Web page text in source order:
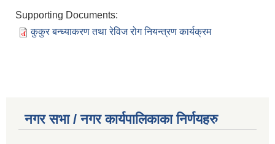
Supporting Documents:
कुकुर बन्ध्याकरण तथा रेविज रोग नियन्त्रण कार्यक्रम
नगर सभा / नगर कार्यपालिकाका निर्णयहरु